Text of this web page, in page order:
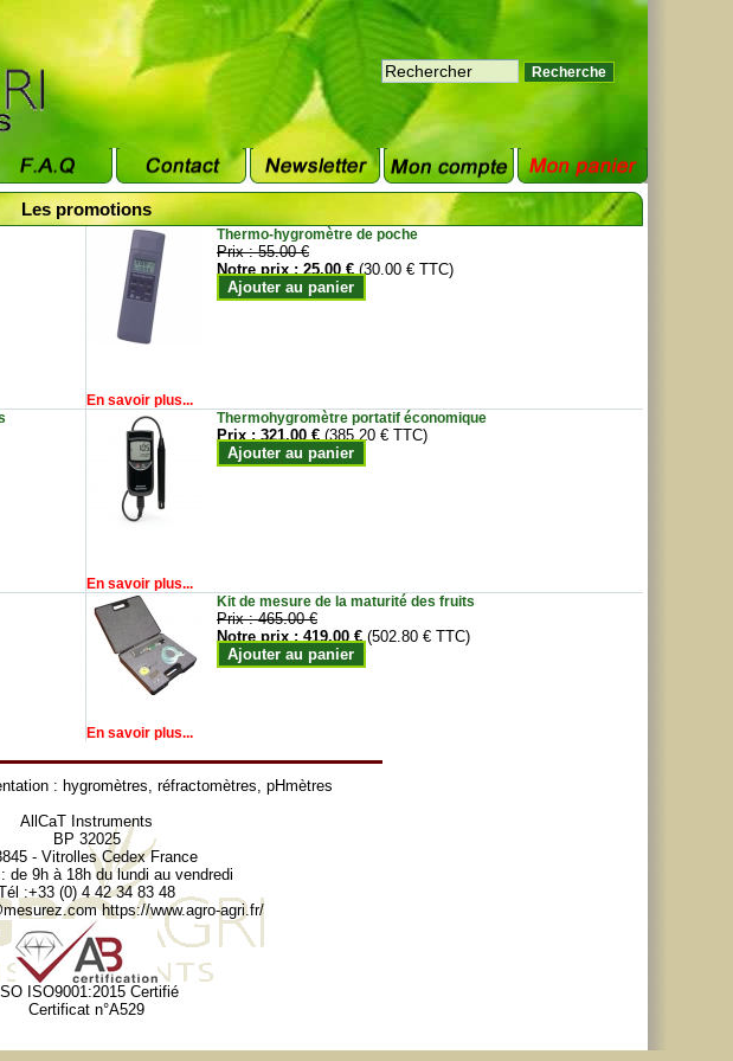
Les promotions
Thermo-hygromètre de poche
Prix :55.00 €
Notre prix :25.00 € (30.00 € TTC)
Ajouter au panier
En savoir plus...
Thermohygromètre portatif économique
Prix :321.00 € (385.20 € TTC)
Ajouter au panier
En savoir plus...
Kit de mesure de la maturité des fruits
Prix :465.00 €
Notre prix :419.00 € (502.80 € TTC)
Ajouter au panier
En savoir plus...
: hygromètres, réfractomètres, pHmètres
AllCaT Instruments
BP 32025
- Vitrolles Cedex France
de 9h à 18h du lundi au vendredi
:+33 (0) 4 42 34 83 48
https://www.agro-agri.fr/
ISO ISO9001:2015 Certifié
Certificat n°A529